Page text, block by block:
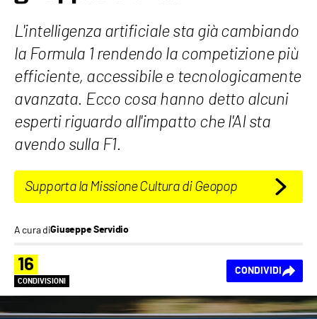
L'intelligenza artificiale sta già cambiando
la Formula 1 rendendo la competizione più
efficiente, accessibile e tecnologicamente
avanzata. Ecco cosa hanno detto alcuni
esperti riguardo all'impatto che l'AI sta
avendo sulla F1.
Supporta la Missione Cultura di Geopop
A cura diGiuseppe Servidio
16
CONDIVISIONI
CONDIVIDI